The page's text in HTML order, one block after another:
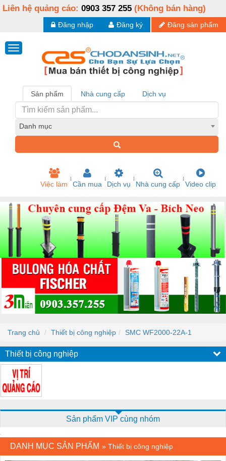
Liên hệ quảng cáo: 0903 357 255 (Không bán hàng)
Đăng sản phẩm
Đăng ký
Đăng nhập
Sản phẩm Nhà cung cấp Dịch vụ
Danh mục
Việc làm Cần mua Dịch vụ Nhà cung cấp Video clip
Trang chủ Thiết bị công nghiệp SMC WF2000-22A-1
Thiết bị công nghiệp
Sản phẩm VIP cùng nhóm
DANH MỤC SẢN PHẨM » Thiết bị công nghiệp